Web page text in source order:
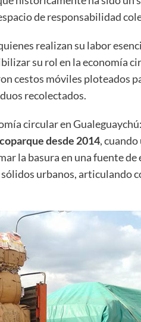
de responsabilidad
realizan su labor
su rol en la economía
cestos móviles ploteados
recolectados.
circular en Gualeguaychú:
desde 2014, cuando
la basura en una fuente de
urbanos, articulando